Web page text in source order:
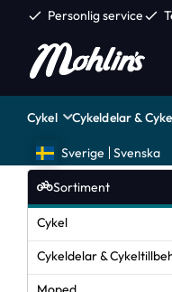
check Personlig servicecheck
Cykel Cykeldelar &
Sverige Svenska
Sortiment
Cykel
Cykeldelar &